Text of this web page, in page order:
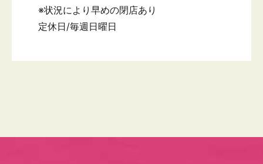
※状況により早めの閉店あり
定休日/毎週日曜日